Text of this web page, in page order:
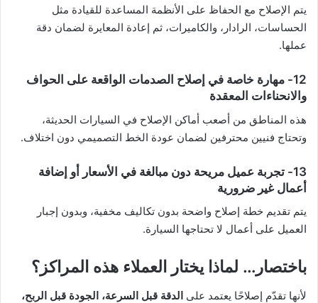
يتم الإصلاح مع الحفاظ على الأنظمة المساعدة للقيادة مثل
الحساسات، الرادار، والكاميرات، ثم إعادة المعايرة لضمان دقة
عملها.
12- مهارة خاصة في إصلاح الصدمات الواقعة على الحواف
والانحناءات المعقدة
هذه المناطق من أصعب أماكن الإصلاح في السيارات الحديثة،
وتحتاج فنيين محترفين لضمان عودة الخط التصميمي دون اختلاف.
13- تجربة عميل مريحة دون مبالغة في الأسعار أو إضافة
أعمال غير ضرورية
يتم تقديم خطة إصلاح واضحة بدون تكاليف مخفية، وبدون إجبار
العميل على أعمال لا تحتاجها السيارة.
باختصار… لماذا يختار العملاء هذه المراكز؟
لأنها تقدّم إصلاحًا يعتمد على الدقة قبل السرعة، الجودة قبل الربح،